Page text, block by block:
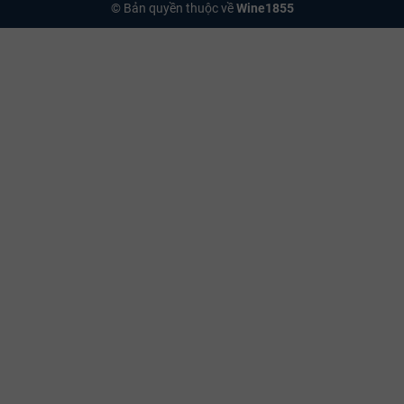
© Bản quyền thuộc vềWine1855